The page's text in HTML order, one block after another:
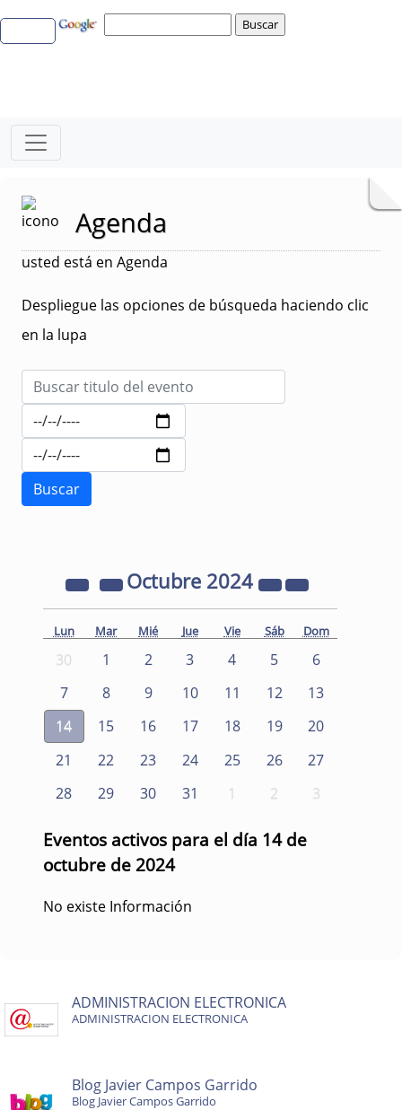
Agenda
usted está en Agenda
Despliegue las opciones de búsqueda haciendo clic
en la lupa
Octubre 2024
Lun Mar Mié Jue Vie Sáb Dom
30 1 2 3 4 5
6
7
8 9 10 11 12
13
14
15 16 17 18 19
20
21
22 23 24 25 26
27
28
29 30 31 1 2 3
Eventos activos para el día 14 de
octubre de 2024
No existe Información
ADMINISTRACION ELECTRONICA
ADMINISTRACION ELECTRONICA
Blog Javier Campos Garrido
Blog Javier Campos Garrido